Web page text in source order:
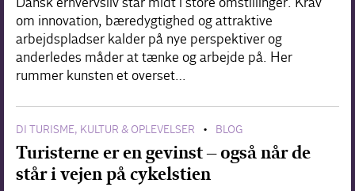
om innovation, bæredygtighed og attraktive
arbejdspladser kalder på nye perspektiver og
anderledes måder at tænke og arbejde på. Her
rummer kunsten et overset…
DI TURISME, KULTUR & OPLEVELSER • BLOG
Turisterne er en gevinst – også når de
står i vejen på cykelstien